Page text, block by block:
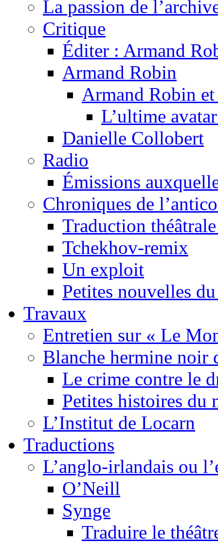
La passion de
Critique
Éditer : Armand
Armand Robin
Armand Robin
L’ultime
Danielle Collobert
Radio
Émissions
Chroniques de
Traduction
Tchekhov-remix
Un exploit
Petites nouvelles
Travaux
Entretien sur « Le
Blanche hermine noir
Le crime contre le
Petites histoires du
L’Institut de Locarn
Traductions
L’anglo-irlandais ou
O’Neill
Synge
Traduire le